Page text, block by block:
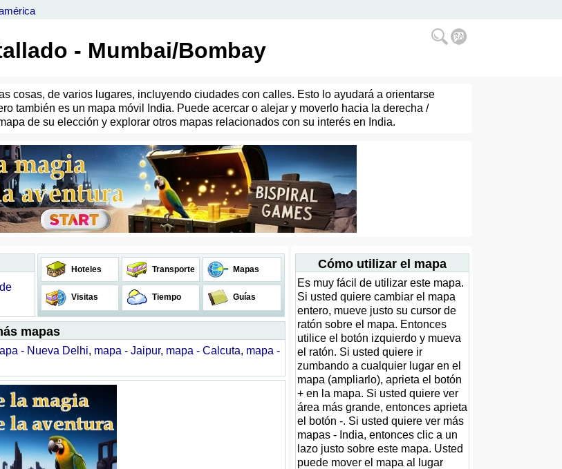
- Mumbai/Bombay
cosas, de varios lugares, incluyendo ciudades con calles. Esto lo ayudará a orientarse
también es un mapa móvil India. Puede acercar o alejar y moverlo hacia la derecha /
de su elección y explorar otros mapas relacionados con su interés en India.
Hoteles Transporte Mapas
Visitas Tiempo Guías
mapas
- Nueva Delhi, mapa - Jaipur, mapa - Calcuta, mapa -
Cómo utilizar el mapa
Es muy fácil de utilizar este mapa.
Si usted quiere cambiar el mapa
entero, mueve justo su cursor de
ratón sobre el mapa. Entonces
utilice el botón izquierdo y mueva
el ratón. Si usted quiere ir
zumbando a cualquier lugar en el
mapa (ampliarlo), aprieta el botón
+ en la mapa. Si usted quiere ver
área más grande, entonces aprieta
el botón -. Si usted quiere ver más
mapas - India, entonces clic a un
lazo justo sobre este mapa. Usted
puede mover el mapa al lugar